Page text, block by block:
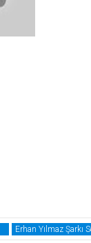
Erhan Yılmaz Şarkı